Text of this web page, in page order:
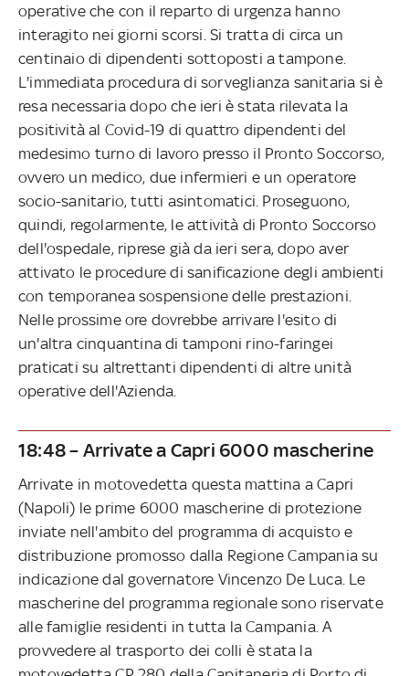
operative che con il reparto di urgenza hanno
interagito nei giorni scorsi. Si tratta di circa un
centinaio di dipendenti sottoposti a tampone.
L'immediata procedura di sorveglianza sanitaria si è
resa necessaria dopo che ieri è stata rilevata la
positività al Covid-19 di quattro dipendenti del
medesimo turno di lavoro presso il Pronto Soccorso,
ovvero un medico, due infermieri e un operatore
socio-sanitario, tutti asintomatici. Proseguono,
quindi, regolarmente, le attività di Pronto Soccorso
dell'ospedale, riprese già da ieri sera, dopo aver
attivato le procedure di sanificazione degli ambienti
con temporanea sospensione delle prestazioni.
Nelle prossime ore dovrebbe arrivare l'esito di
un'altra cinquantina di tamponi rino-faringei
praticati su altrettanti dipendenti di altre unità
operative dell'Azienda.
18:48 – Arrivate a Capri 6000 mascherine
Arrivate in motovedetta questa mattina a Capri
(Napoli) le prime 6000 mascherine di protezione
inviate nell'ambito del programma di acquisto e
distribuzione promosso dalla Regione Campania su
indicazione dal governatore Vincenzo De Luca. Le
mascherine del programma regionale sono riservate
alle famiglie residenti in tutta la Campania. A
provvedere al trasporto dei colli è stata la